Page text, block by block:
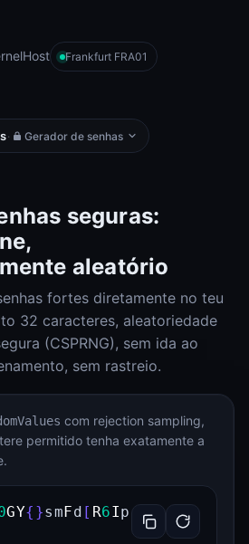
Frankfurt FRA01
· Gerador de senhas
seguras:
aleatório
fortes diretamente no teu
32 caracteres, aleatoriedade
(CSPRNG), sem ida ao
sem rastreio.
com rejection sampling,
permitido tenha exatamente a
GY{ }smFd [ R6Ip